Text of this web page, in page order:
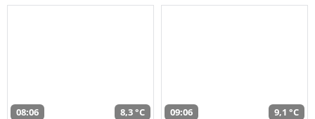
08:06 8,3 °C 09:06 9,1 °C